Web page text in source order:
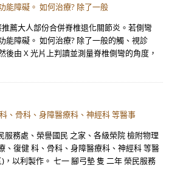
能障礙。 如何治療? 除了一般
薦大人部份合併脊椎退化關節炎。若側彎
能障礙。 如何治療? 除了一般的觸、視診
後由 X 光片上判讀並測量脊椎側彎的角度，
、骨科、身障醫療科、神經科 等醫事
服務處、榮譽國民 之家、各級榮院 檢附物理
、復健 科、骨科、身障醫療科、神經科 等醫
以利製作。 七一 腳弓墊 隻 二年 榮民服務